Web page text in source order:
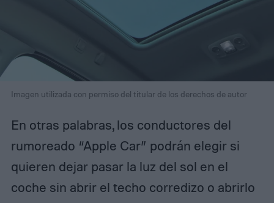
Imagen utilizada con permiso del titular de los derechos de autor
En otras palabras, los conductores del
rumoreado “Apple Car” podrán elegir si
quieren dejar pasar la luz del sol en el
coche sin abrir el techo corredizo o abrirlo